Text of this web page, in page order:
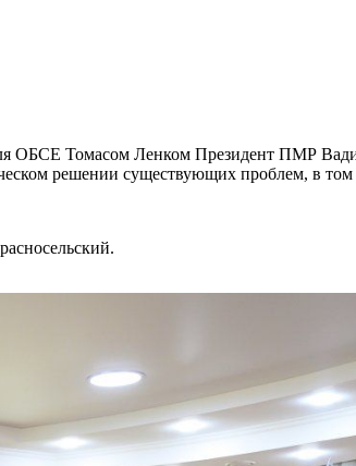
ОБСЕ Томасом Ленком Президент ПМР
решении существующих проблем, в том